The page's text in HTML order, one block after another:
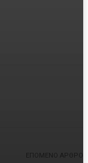
ΕΠΌΜΕΝΟ ΆΡΘΡΟ